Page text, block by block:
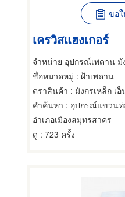
ขอ
เครวิสแฮงเกอร์
จำหน่าย อุปกรณ์เพดาน มั
ชื่อหมวดหมู่ : ฝ้าเพดาน
ตราสินค้า : มังกรเหล็ก เ
คำค้นหา : อุปกรณ์แขวน
อำเภอเมืองสมุทรสาคร
ดู : 723 ครั้ง